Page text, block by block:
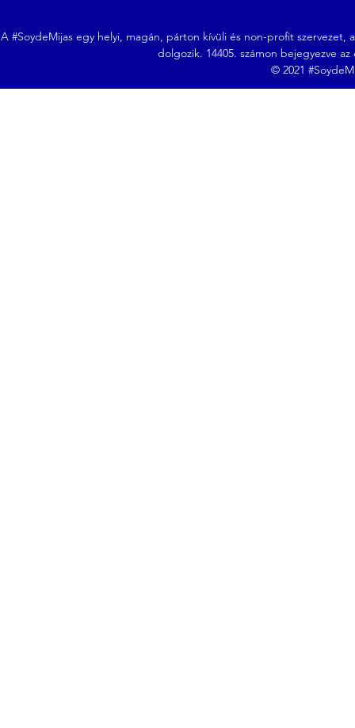
A #SoydeMijas egy helyi, magán, párton kívüli és non-profit
dolgozik. 14405. számon bejegyezve
© 2021